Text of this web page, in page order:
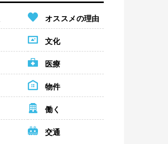
オススメの理由
文化
医療
物件
働く
交通